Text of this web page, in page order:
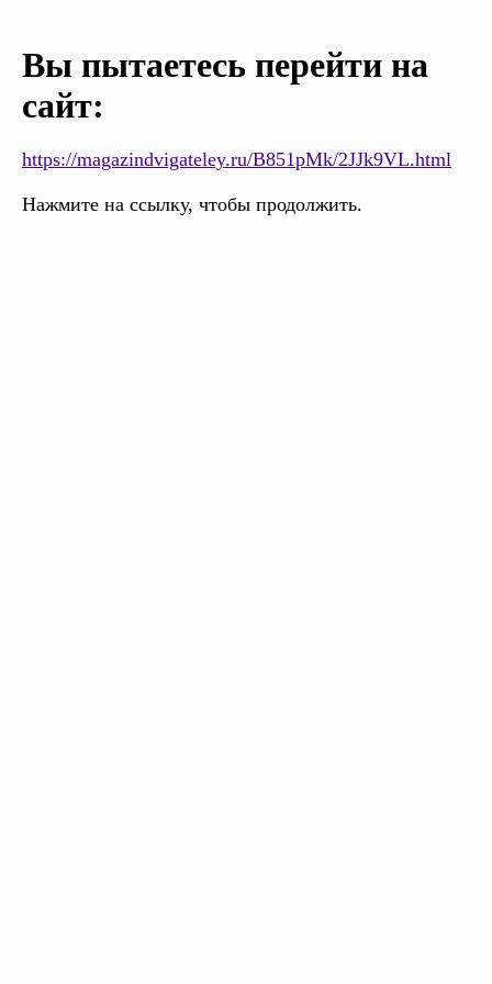
Вы пытаетесь перейти на
сайт:
https://magazindvigateley.ru/B851pMk/2JJk9VL.html
Нажмите на ссылку, чтобы продолжить.